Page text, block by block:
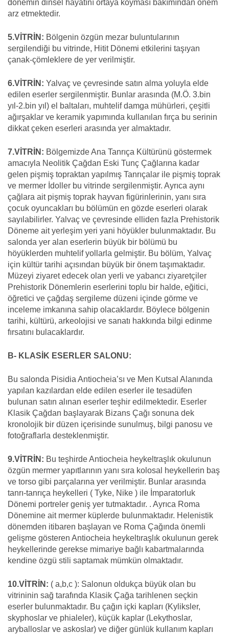
dönemin dinsel hayatını ortaya koyması bakımından önem
arz etmektedir.
5.VİTRİN: Bölgenin özgün mezar buluntularının
sergilendiği bu vitrinde, Hitit Dönemi etkilerini taşıyan
çanak-çömleklere de yer verilmiştir.
6.VİTRİN: Yalvaç ve çevresinde satın alma yoluyla elde
edilen eserler sergilenmiştir. Bunlar arasında (M.Ö. 3.bin
yıl-2.bin yıl) el baltaları, muhtelif damga mühürleri, çeşitli
ağırşaklar ve keramik yapımında kullanılan fırça bu serinin
dikkat çeken eserleri arasında yer almaktadır.
7.VİTRİN: Bölgemizde Ana Tanrıça Kültürünü göstermek
amacıyla Neolitik Çağdan Eski Tunç Çağlarına kadar
gelen pişmiş topraktan yapılmış Tanrıçalar ile pişmiş toprak
ve mermer İdoller bu vitrinde sergilenmiştir. Ayrıca aynı
çağlara ait pişmiş toprak hayvan figürinlerinin, yanı sıra
çocuk oyuncakları bu bölümün en gözde eserleri olarak
sayılabilirler. Yalvaç ve çevresinde elliden fazla Prehistorik
Döneme ait yerleşim yeri yani höyükler bulunmaktadır. Bu
salonda yer alan eserlerin büyük bir bölümü bu
höyüklerden muhtelif yollarla gelmiştir. Bu bölüm, Yalvaç
için kültür tarihi açısından büyük bir önem taşımaktadır.
Müzeyi ziyaret edecek olan yerli ve yabancı ziyaretçiler
Prehistorik Dönemlerin eserlerini toplu bir halde, eğitici,
öğretici ve çağdaş sergileme düzeni içinde görme ve
inceleme imkanına sahip olacaklardır. Böylece bölgenin
tarihi, kültürü, arkeolojisi ve sanatı hakkında bilgi edinme
fırsatını bulacaklardır.
B- KLASİK ESERLER SALONU:
Bu salonda Pisidia Antiocheia’sı ve Men Kutsal Alanında
yapılan kazılardan elde edilen eserler ile tesadüfen
bulunan satın alınan eserler teşhir edilmektedir. Eserler
Klasik Çağdan başlayarak Bizans Çağı sonuna dek
kronolojik bir düzen içerisinde sunulmuş, bilgi panosu ve
fotoğraflarla desteklenmiştir.
9.VİTRİN: Bu teşhirde Antiocheia heykeltraşlık okulunun
özgün mermer yapıtlarının yanı sıra kolosal heykellerin baş
ve torso gibi parçalarına yer verilmiştir. Bunlar arasında
tanrı-tanrıça heykelleri ( Tyke, Nike ) ile İmparatorluk
Dönemi portreler geniş yer tutmaktadır. . Ayrıca Roma
Dönemine ait mermer küplerde bulunmaktadır. Helenistik
dönemden itibaren başlayan ve Roma Çağında önemli
gelişme gösteren Antiocheia heykeltıraşlık okulunun gerek
heykellerinde gerekse mimariye bağlı kabartmalarında
kendine özgü stili saptamak mümkün olmaktadır.
10.VİTRİN: ( a,b,c ): Salonun oldukça büyük olan bu
vitrininin sağ tarafında Klasik Çağa tarihlenen seçkin
eserler bulunmaktadır. Bu çağın içki kapları (Kyliksler,
skyphoslar ve phialeler), küçük kaplar (Lekythoslar,
aryballoslar ve askoslar) ve diğer günlük kullanım kapları